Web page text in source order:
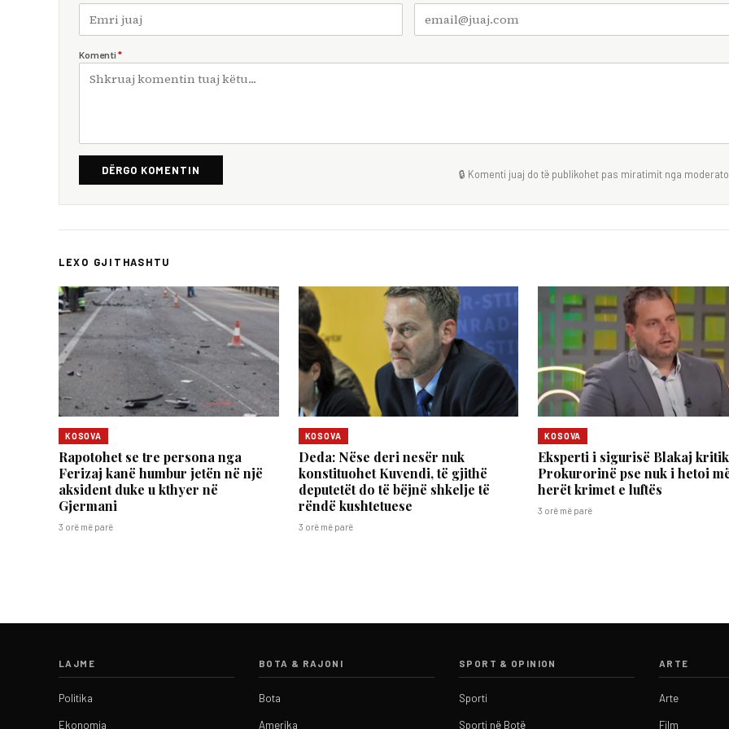
Komenti *
DËRGO KOMENTIN 🔒 Komenti juaj do të publikohet pas miratimit nga
LEXO GJITHASHTU
KOSOVA
Rapotohet se tre persona nga
Ferizaj kanë humbur jetën në një
aksident duke u kthyer në
Gjermani
3 orë më parë
KOSOVA
Deda: Nëse deri nesër nuk
konstituohet Kuvendi, të gjithë
deputetët do të bëjnë shkelje të
rëndë kushtetuese
3 orë më parë
KOSOVA
Eksperti i sigurisë Blakaj
Prokurorinë pse nuk i hetoi
herët krimet e luftës
3 orë më parë
LAJME
Politika
Ekonomia
BOTA & RAJONI
Bota
Amerika
SPORT & OPINION
Sporti
Sporti në Botë
ARTE
Arte
Film